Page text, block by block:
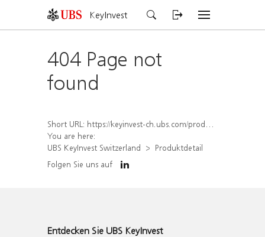
KeyInvest
404 Page not
found
Short URL: https://keyinvest-ch.ubs.com/produkt/detail/index/isin/CH1578797438
You are here:
UBS KeyInvest Switzerland
Produktdetail
Folgen Sie uns auf
Entdecken Sie UBS KeyInvest